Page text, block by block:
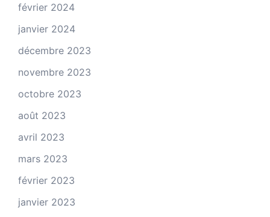
février 2024
janvier 2024
décembre 2023
novembre 2023
octobre 2023
août 2023
avril 2023
mars 2023
février 2023
janvier 2023